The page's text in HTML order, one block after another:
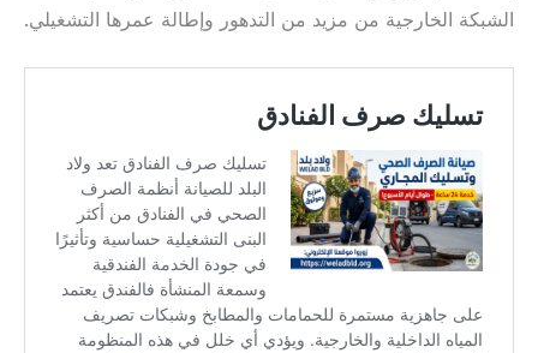
الشبكة الخارجية من مزيد من التدهور وإطالة عمرها التشغيلي.